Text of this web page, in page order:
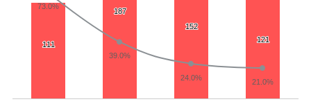
111
111
187
187
152
152
121
121
73.0%
39.0%
24.0% 21.0%